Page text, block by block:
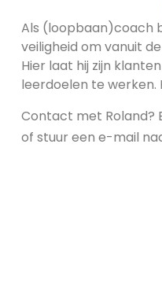
Als (loopbaan)coach
veiligheid om vanuit
Hier laat hij zijn
leerdoelen te werken.
Contact met Roland?
of stuur een e-mail